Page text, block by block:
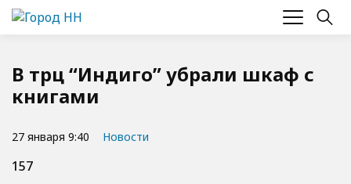
В трц “Индиго” убрали шкаф с
книгами
27 января 9:40 Новости
157